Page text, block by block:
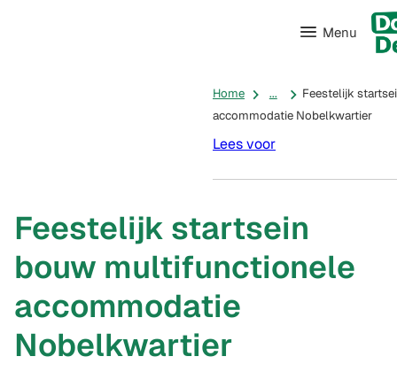
Menu
Home ...
Feestelijk
accommodatie Nobelkwartier
Lees voor
Feestelijk startsein
bouw multifunctionele
accommodatie
Nobelkwartier